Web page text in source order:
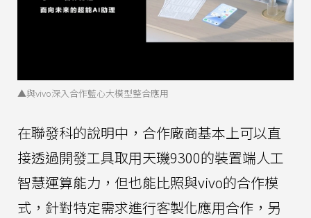
▲與vivo深入合作藍心大模型整合應用
在聯發科的說明中，合作廠商基本上可以直
接透過開發工具取用天璣9300的裝置端人工
智慧運算能力，但也能比照與vivo的合作模
式，針對特定需求進行客製化應用合作，另